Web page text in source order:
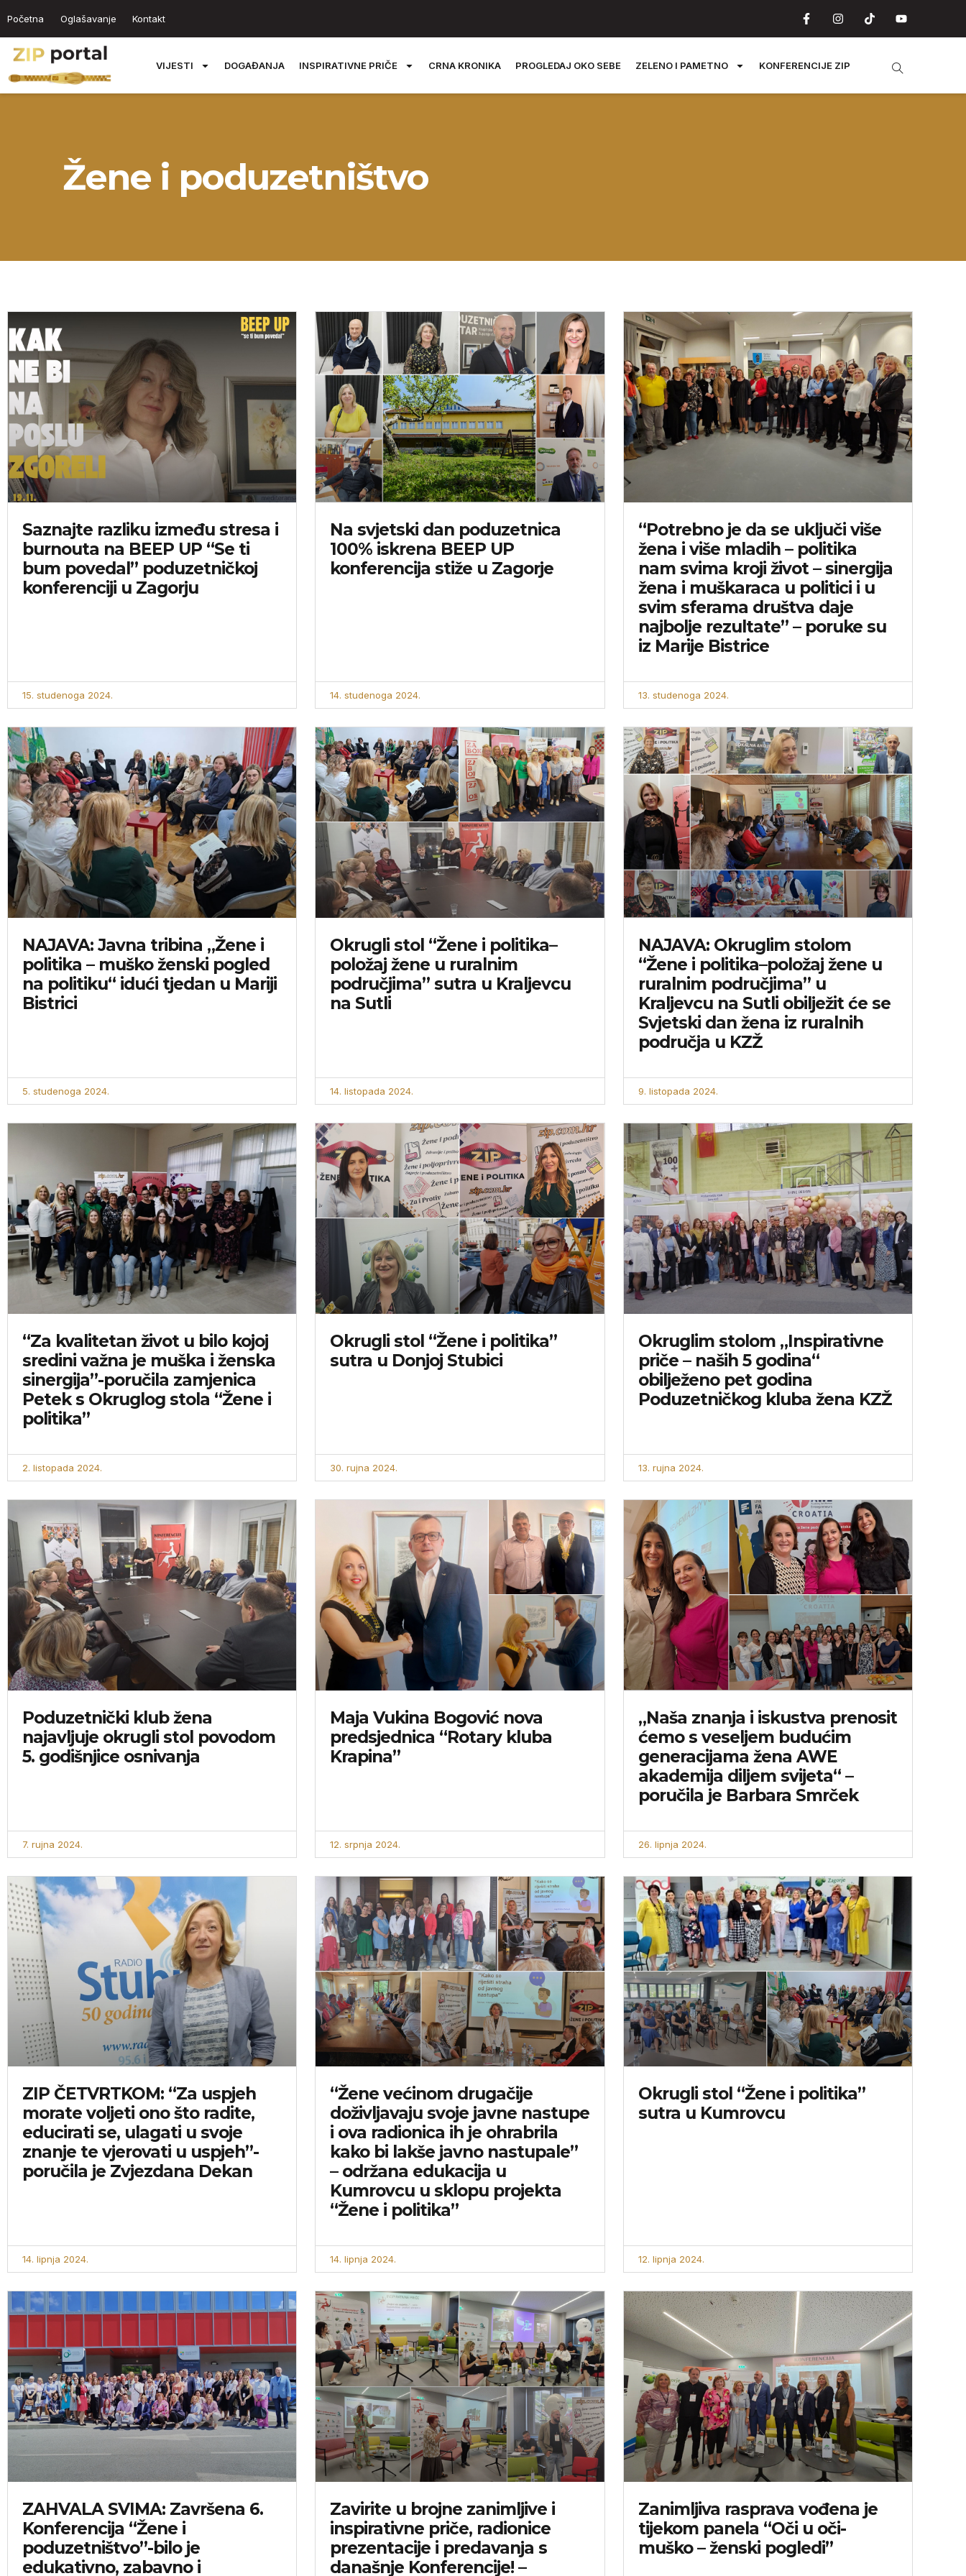
Početna Oglašavanje Kontakt
VIJESTI DOGAĐANJA INSPIRATIVNE PRIČE CRNA KRONIKA PROGLEDAJ OKO SEBE ZELENO I PAMETNO KONFERENCIJE ZIP
Žene i poduzetništvo
Saznajte razliku između stresa i
burnouta na BEEP UP “Se ti
bum povedal” poduzetničkoj
konferenciji u Zagorju
15. studenoga 2024.
Na svjetski dan poduzetnica
100% iskrena BEEP UP
konferencija stiže u Zagorje
14. studenoga 2024.
“Potrebno je da se uključi više
žena i više mladih – politika
nam svima kroji život – sinergija
žena i muškaraca u politici i u
svim sferama društva daje
najbolje rezultate” – poruke su
iz Marije Bistrice
13. studenoga 2024.
NAJAVA: Javna tribina „Žene i
politika – muško ženski pogled
na politiku“ idući tjedan u Mariji
Bistrici
5. studenoga 2024.
Okrugli stol “Žene i politika–
položaj žene u ruralnim
područjima” sutra u Kraljevcu
na Sutli
14. listopada 2024.
NAJAVA: Okruglim stolom
“Žene i politika–položaj žene u
ruralnim područjima” u
Kraljevcu na Sutli obilježit će se
Svjetski dan žena iz ruralnih
područja u KZŽ
9. listopada 2024.
“Za kvalitetan život u bilo kojoj
sredini važna je muška i ženska
sinergija”-poručila zamjenica
Petek s Okruglog stola “Žene i
politika”
2. listopada 2024.
Okrugli stol “Žene i politika”
sutra u Donjoj Stubici
30. rujna 2024.
Okruglim stolom „Inspirativne
priče – naših 5 godina“
obilježeno pet godina
Poduzetničkog kluba žena KZŽ
13. rujna 2024.
Poduzetnički klub žena
najavljuje okrugli stol povodom
5. godišnjice osnivanja
7. rujna 2024.
Maja Vukina Bogović nova
predsjednica “Rotary kluba
Krapina”
12. srpnja 2024.
„Naša znanja i iskustva prenosit
ćemo s veseljem budućim
generacijama žena AWE
akademija diljem svijeta“ –
poručila je Barbara Smrček
26. lipnja 2024.
ZIP ČETVRTKOM: “Za uspjeh
morate voljeti ono što radite,
educirati se, ulagati u svoje
znanje te vjerovati u uspjeh”-
poručila je Zvjezdana Dekan
14. lipnja 2024.
“Žene većinom drugačije
doživljavaju svoje javne nastupe
i ova radionica ih je ohrabrila
kako bi lakše javno nastupale”
– održana edukacija u
Kumrovcu u sklopu projekta
“Žene i politika”
14. lipnja 2024.
Okrugli stol “Žene i politika”
sutra u Kumrovcu
12. lipnja 2024.
ZAHVALA SVIMA: Završena 6.
Konferencija “Žene i
poduzetništvo”-bilo je
edukativno, zabavno i
Zavirite u brojne zanimljive i
inspirativne priče, radionice
prezentacije i predavanja s
današnje Konferencije! –
Zanimljiva rasprava vođena je
tijekom panela “Oči u oči-
muško – ženski pogledi”